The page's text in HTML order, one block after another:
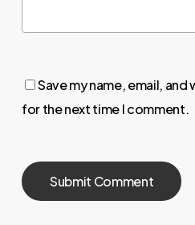
Save my name, email,
for the next time I comment.